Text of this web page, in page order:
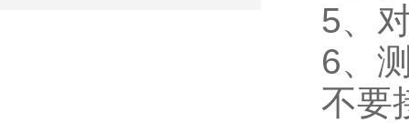
5、
6、
不要